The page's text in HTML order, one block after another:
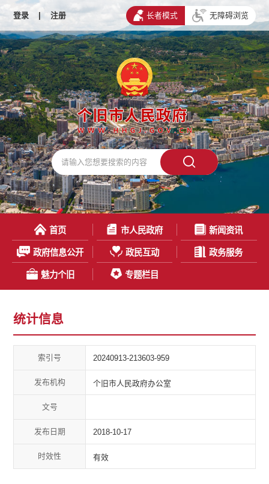
登录 | 注册 长者模式 无障碍浏览
首页 市人民政府 新闻资讯
政府信息公开 政民互动 政务服务
魅力个旧 专题栏目
统计信息
索引号 20240913-213603-959
发布机构 个旧市人民政府办公室
文号
发布日期 2018-10-17
时效性 有效